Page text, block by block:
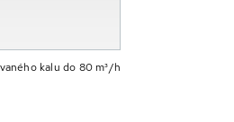
kalu do 80 m³/h